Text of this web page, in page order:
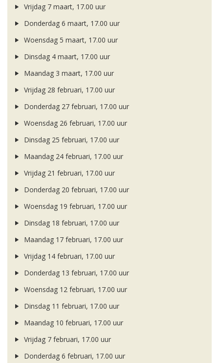
Vrijdag 7 maart, 17.00 uur
Donderdag 6 maart, 17.00 uur
Woensdag 5 maart, 17.00 uur
Dinsdag 4 maart, 17.00 uur
Maandag 3 maart, 17.00 uur
Vrijdag 28 februari, 17.00 uur
Donderdag 27 februari, 17.00 uur
Woensdag 26 februari, 17.00 uur
Dinsdag 25 februari, 17.00 uur
Maandag 24 februari, 17.00 uur
Vrijdag 21 februari, 17.00 uur
Donderdag 20 februari, 17.00 uur
Woensdag 19 februari, 17.00 uur
Dinsdag 18 februari, 17.00 uur
Maandag 17 februari, 17.00 uur
Vrijdag 14 februari, 17.00 uur
Donderdag 13 februari, 17.00 uur
Woensdag 12 februari, 17.00 uur
Dinsdag 11 februari, 17.00 uur
Maandag 10 februari, 17.00 uur
Vrijdag 7 februari, 17.00 uur
Donderdag 6 februari, 17.00 uur